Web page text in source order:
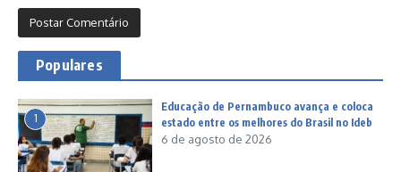
Populares
1
Educação de Pernambuco avança e coloca
estado entre os melhores do Brasil no Ideb
6 de agosto de 2026